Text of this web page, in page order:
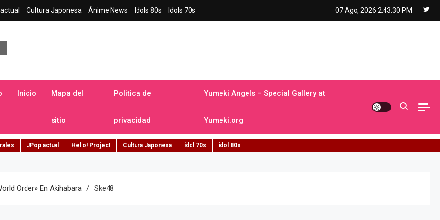
Cultura Japonesa Ánime News Idols 80s Idols 70s 07 Ago, 2026 2:43:31 PM
Inicio Mapa del
sitio
Politica de
privacidad
Yumeki Angels – Special Gallery at
Yumeki.org
JPop actual Hello! Project Cultura Japonesa idol 70s idol 80s
Order» En Akihabara Ske48